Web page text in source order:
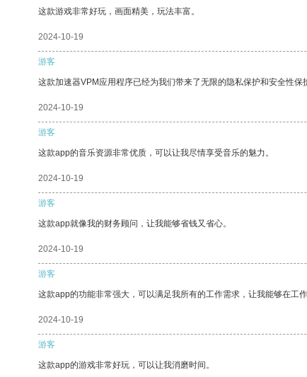
这款游戏非常好玩，画面精美，玩法丰富。
2024-10-19
游客
这款加速器VPM应用程序已经为我们带来了无限的隐私保护和安全性保
2024-10-19
游客
这款app的音乐资源非常优质，可以让我尽情享受音乐的魅力。
2024-10-19
游客
这款app就像我的财务顾问，让我能够省钱又省心。
2024-10-19
游客
这款app的功能非常强大，可以满足我所有的工作需求，让我能够在工作
2024-10-19
游客
这款app的游戏非常好玩，可以让我消磨时间。